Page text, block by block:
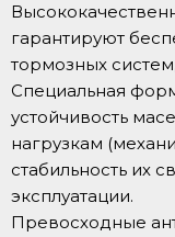
гарантируют
тормозных
Специальная
устойчивость
нагрузкам
стабильность их
эксплуатации.
Превосходные